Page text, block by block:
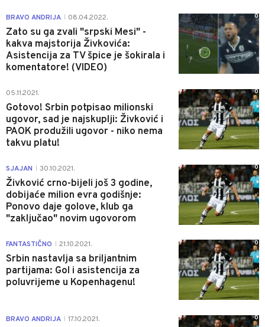
BRAVO ANDRIJA 08.04.2022.
Zato su ga zvali "srpski Mesi" -
kakva majstorija Živkovića:
Asistencija za TV špice je šokirala i
komentatore! (VIDEO)
0
05.11.2021.
Gotovo! Srbin potpisao milionski
ugovor, sad je najskuplji: Živković i
PAOK produžili ugovor - niko nema
takvu platu!
0
SJAJAN 30.10.2021.
Živković crno-bijeli još 3 godine,
dobijaće milion evra godišnje:
Ponovo daje golove, klub ga
"zaključao" novim ugovorom
0
FANTASTIČNO 21.10.2021.
Srbin nastavlja sa briljantnim
partijama: Gol i asistencija za
poluvrijeme u Kopenhagenu!
0
BRAVO ANDRIJA 17.10.2021. 0